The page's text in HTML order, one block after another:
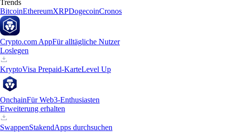
Trends
BitcoinEthereumXRPDogecoinCronos
Crypto.com AppFür alltägliche Nutzer
Loslegen
KryptoVisa Prepaid-KarteLevel Up
OnchainFür Web3-Enthusiasten
Erweiterung erhalten
SwappenStakendApps durchsuchen